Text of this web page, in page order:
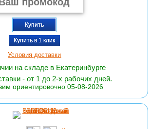
Купить
Купить в 1 клик
Условия доставки
на складе в Екатеринбурге
- от 1 до 2-х рабочих дней.
ориентировочно 05-08-2026